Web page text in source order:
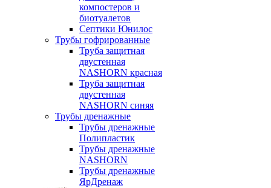
компостеров и
биотуалетов
Септики Юнилос
Трубы гофрированные
Труба защитная
двустенная
NASHORN красная
Труба защитная
двустенная
NASHORN синяя
Трубы дренажные
Трубы дренажные
Полипластик
Трубы дренажные
NASHORN
Трубы дренажные
ЯрДренаж